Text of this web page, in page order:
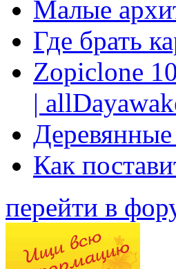
Малые
Где брать
Zopiclone
|
Как
перейти в